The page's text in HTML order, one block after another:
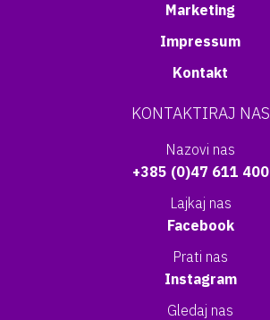
Marketing
Impressum
Kontakt
KONTAKTIRAJ NAS
Nazovi nas
+385 (0)47 611 400
Lajkaj nas
Facebook
Prati nas
Instagram
Gledaj nas